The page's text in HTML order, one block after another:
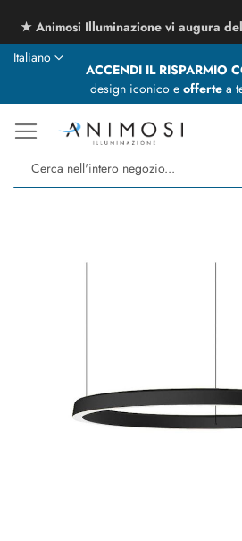
★ Animosi Illuminazione vi augura
ACCENDI IL RISPARMIO
design iconico e offertea
Lingua
Italiano